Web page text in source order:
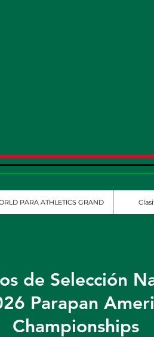
PARA ATHLETICS GRAND
de Selección
Parapan
Championships